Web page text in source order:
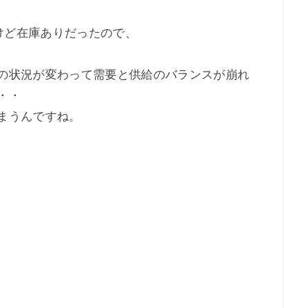
在庫ありだったので、
状況が変わって需要と供給のバランスが崩れ
・
んですね。